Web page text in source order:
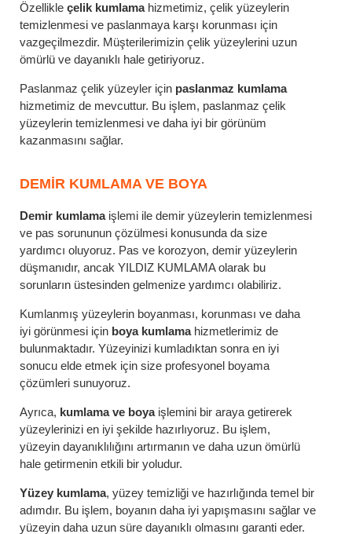
Özellikle çelik kumlamahizmetimiz, çelik yüzeylerin
temizlenmesi ve paslanmaya karşı korunması için
vazgeçilmezdir. Müşterilerimizin çelik yüzeylerini uzun
ömürlü ve dayanıklı hale getiriyoruz.
Paslanmaz çelik yüzeyler için paslanmaz kumlama
hizmetimiz de mevcuttur. Bu işlem, paslanmaz çelik
yüzeylerin temizlenmesi ve daha iyi bir görünüm
kazanmasını sağlar.
DEMIR KUMLAMA VE BOYA
Demir kumlamaişlemi ile demir yüzeylerin temizlenmesi
ve pas sorununun çözülmesi konusunda da size
yardımcı oluyoruz. Pas ve korozyon, demir yüzeylerin
düşmanıdır, ancak YILDIZ KUMLAMA olarak bu
sorunların üstesinden gelmenize yardımcı olabiliriz.
Kumlanmış yüzeylerin boyanması, korunması ve daha
iyi görünmesi için boya kumlamahizmetlerimiz de
bulunmaktadır. Yüzeyinizi kumladıktan sonra en iyi
sonucu elde etmek için size profesyonel boyama
çözümleri sunuyoruz.
Ayrıca, kumlama ve boyaişlemini bir araya getirerek
yüzeylerinizi en iyi şekilde hazırlıyoruz. Bu işlem,
yüzeyin dayanıklılığını artırmanın ve daha uzun ömürlü
hale getirmenin etkili bir yoludur.
Yüzey kumlama, yüzey temizliği ve hazırlığında temel bir
adımdır. Bu işlem, boyanın daha iyi yapışmasını sağlar ve
yüzeyin daha uzun süre dayanıklı olmasını garanti eder.